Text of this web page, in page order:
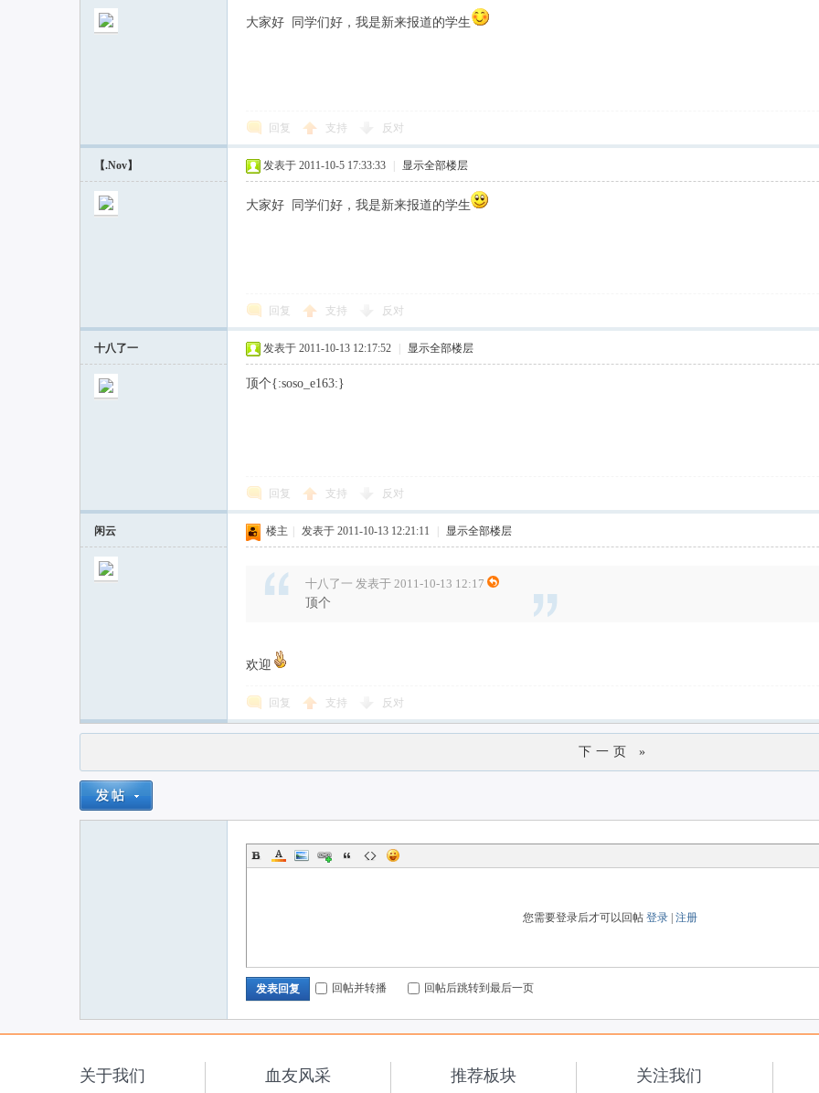
大家好 同学们好，我是新来报道的学生
回复 支持 反对
【.Nov】 发表于 2011-10-5 17:33:33 显示全部楼层
大家好 同学们好，我是新来报道的学生
回复 支持 反对
十八了一 发表于 2011-10-13 12:17:52 显示全部楼层
顶个{:soso_e163:}
回复 支持 反对
闲云 楼主 发表于 2011-10-13 12:21:11 显示全部楼层
十八了一 发表于 2011-10-13 12:17
顶个
欢迎
回复 支持 反对
下一页 »
您需要登录后才可以回帖 登录 注册
发表回复 回帖并转播 回帖后跳转到最后一页
关于我们 血友风采 推荐板块 关注我们